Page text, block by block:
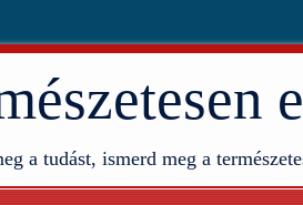
a tudást, ismerd meg a